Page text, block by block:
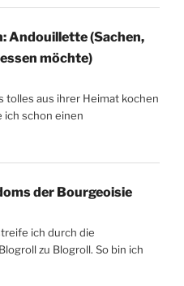
Andouillette (Sachen,
möchte)
tolles aus ihrer Heimat kochen
ich schon einen
der Bourgeoisie
ich durch die
zu Blogroll. So bin ich